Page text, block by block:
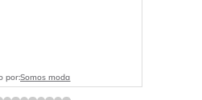
por:Somos moda